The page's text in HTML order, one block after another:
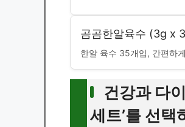
곰곰한알육수 (3g x
한알 육수 35개입, 간편하
건강과 다
세트’를 선택